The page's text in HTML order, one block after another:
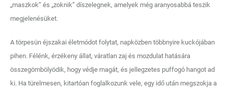
„maszkok” és „zoknik” díszelegnek, amelyek még aranyosabbá teszik
megjelenésüket.
A törpesün éjszakai életmódot folytat, napközben többnyire kuckójában
pihen. Félénk, érzékeny állat, váratlan zaj és mozdulat hatására
összegömbölyödik, hogy védje magát, és jellegzetes puffogó hangot ad
ki. Ha türelmesen, kitartóan foglalkozunk vele, egy idő után megszokja a